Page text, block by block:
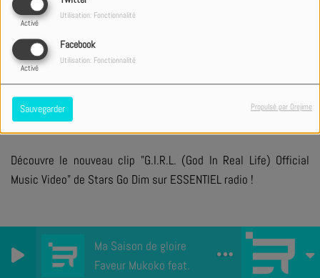
Activé
Utilisation: Fonctionnalité
Facebook
Activé
Utilisation: Fonctionnalité
Sauvegarder Propulsé par Orejime
Ma Saison de gloire
Faveur Mukoko feat. Morijah
PARTAGER TWEETER
Découvre le nouveau clip "G.I.R.L. (God In Real Life) Official
Music Video" de Stars Go Dim sur ESSENTIEL radio !